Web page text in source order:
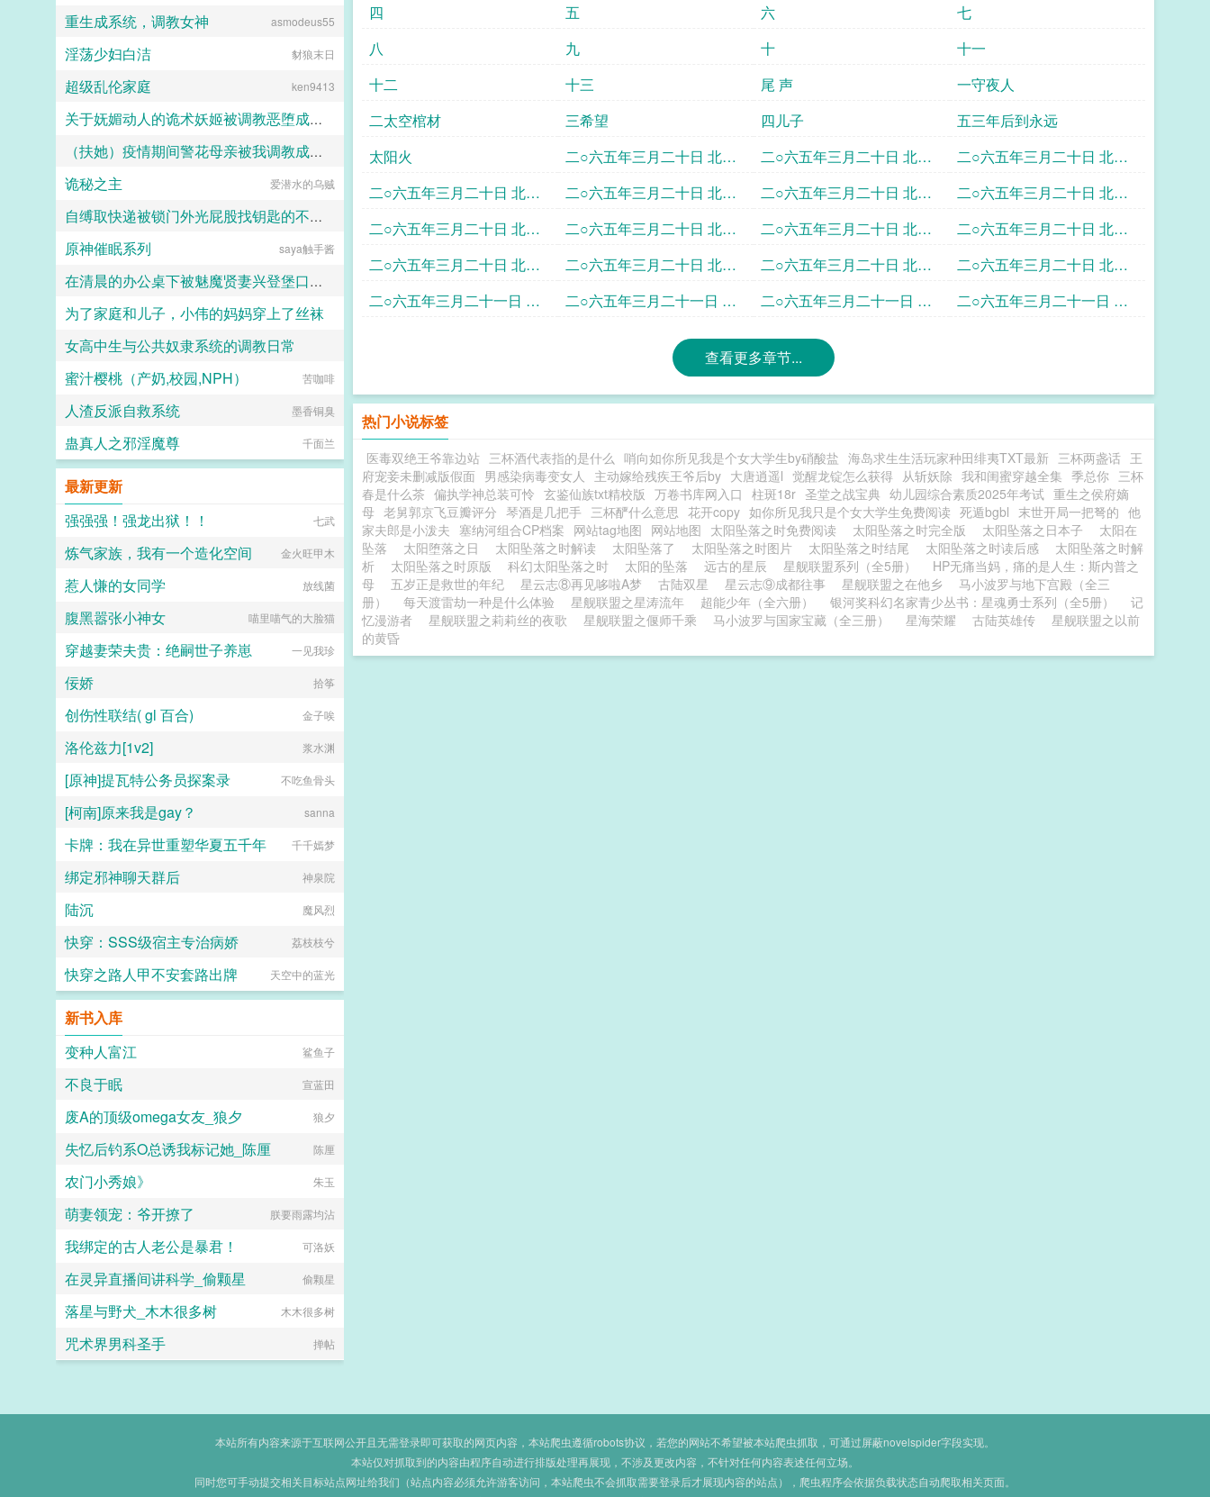
四
五 六
七
八
九 十
十一
十二
十三 尾 声
一守夜人
二太空棺材
三希望 四儿子
五三年后到永远
太阳火
二○六五年三月二十日 北京
时间十八点十五分月球国际
天文台
二○六五年三月二十日 北京
时间十八点三十分贵州省天
文台
二○六五年三月二十日 北京
时间十九点中学联盟天文台
昌平台
二○六五年三月二十日 北京
时间十九点四十五分月球国
际天文台
二○六五年三月二十日 北京
时间二十点中学联盟天文台
昌平台
二○六五年三月二十日 北京
时间二十点二十分贵州省天
文台
二○六五年三月二十日 北京
时间二十点四十分月球国际
天文台
二○六五年三月二十日 北京
时间二十一点中学联盟天文
台昌平台
二○六五年三月二十日 北京
时间二十一点三十分贵州省
天文台
二○六五年三月二十日 北京
时间二十一点五十分月球国
际天文台
二○六五年三月二十日 北京
时间二十二点贵州省天文台
二○六五年三月二十日 北京
时间二十二点四十分中学联
二○六五年三月二十日 北京
时间二十三点月球国际天文
二○六五年三月二十日 北京
时间二十三点二十分贵州省
二○六五年三月二十日 北京
时间二十三点五十分月球国
二○六五年三月二十一日 北
二○六五年三月二十一日 北
二○六五年三月二十一日 北
盟天文台昌平台
二○六五年三月二十一日 北
查看更多章节...
热门小说标签
医毒双绝王爷靠边站 三杯酒代表指的是什么 哨向如你所见我是个女大学生by硝酸盐 海岛求生生活玩家种田绯夷TXT最新 三杯两盏话 王
府宠妾未删减版假面 男感染病毒变女人 主动嫁给残疾王爷后by 大唐逍遥l 觉醒龙锭怎么获得 从斩妖除 我和闺蜜穿越全集 季总你 三杯
春是什么茶 偏执学神总装可怜 玄鉴仙族txt精校版 万卷书库网入口 柱斑18r 圣堂之战宝典 幼儿园综合素质2025年考试 重生之侯府嫡
母 老舅郭京飞豆瓣评分 琴酒是几把手 三杯酽什么意思 花开copy 如你所见我只是个女大学生免费阅读 死遁bgbl 末世开局一把弩的 他
家夫郎是小泼夫 塞纳河组合CP档案 网站tag地图 网站地图 太阳坠落之时免费阅读 太阳坠落之时完全版 太阳坠落之日本子
太阳在
坠落
太阳堕落之日 太阳坠落之时解读 太阳坠落了 太阳坠落之时图片 太阳坠落之时结尾 太阳坠落之时读后感
太阳坠落之时解
析
太阳坠落之时原版 科幻太阳坠落之时 太阳的坠落 远古的星辰 星舰联盟系列（全5册）
HP无痛当妈，痛的是人生：斯内普之
母
五岁正是救世的年纪 星云志⑧再见哆啦A梦 古陆双星 星云志⑨成都往事 星舰联盟之在他乡
马小波罗与地下宫殿（全三
册）
每天渡雷劫一种是什么体验 星舰联盟之星涛流年 超能少年（全六册） 银河奖科幻名家青少丛书：星魂勇士系列（全5册）
记
忆漫游者
星舰联盟之莉莉丝的夜歌 星舰联盟之偃师千乘 马小波罗与国家宝藏（全三册） 星海荣耀 古陆英雄传
星舰联盟之以前
的黄昏
治成了恋爱脑...
重生成系统，调教女神 asmodeus55
淫荡少妇白洁 豺狼末日
超级乱伦家庭 ken9413
关于妩媚动人的诡术妖姬被调教恶堕成媚黑母猪乐芙兰的这档子事
（扶她）疫情期间警花母亲被我调教成三洞全开的肉便器母狗
霜染official
诡秘之主 爱潜水的乌贼
自缚取快递被锁门外光屁股找钥匙的不良妹妹
黑翼君
原神催眠系列 saya触手酱
在清晨的办公桌下被魅魔贤妻兴登堡口交，夜晚在宴会厅角落的鞋交
火锅气候
为了家庭和儿子，小伟的妈妈穿上了丝袜
女高中生与公共奴隶系统的调教日常
喵不可言
蜜汁樱桃（产奶,校园,NPH） 苦咖啡
人渣反派自救系统 墨香铜臭
蛊真人之邪淫魔尊 千面兰
最新更新
强强强！强龙出狱！！
七武
炼气家族，我有一个造化空间 金火旺甲木
惹人慊的女同学 放线菌
腹黑嚣张小神女 喵里喵气的大脸猫
穿越妻荣夫贵：绝嗣世子养崽 一见我珍
佞娇 拾筝
创伤性联结( gl 百合) 金子唉
洛伦兹力[1v2] 浆水渊
[原神]提瓦特公务员探案录 不吃鱼骨头
[柯南]原来我是gay？ sanna
卡牌：我在异世重塑华夏五千年 千千嫣梦
绑定邪神聊天群后 神泉院
陆沉 魔风烈
快穿：SSS级宿主专治病娇 荔枝枝兮
快穿之路人甲不安套路出牌 天空中的蓝光
新书入库
变种人富江
鲨鱼子
不良于眠 宣蓝田
废A的顶级omega女友_狼夕 狼夕
失忆后钓系O总诱我标记她_陈厘 陈厘
农门小秀娘》 朱玉
萌妻领宠：爷开撩了 朕要雨露均沾
我绑定的古人老公是暴君！ 可洛妖
在灵异直播间讲科学_偷颗星 偷颗星
落星与野犬_木木很多树 木木很多树
咒术界男科圣手 掸帖
本站所有内容来源于互联网公开且无需登录即可获取的网页内容，本站爬虫遵循robots协议，若您的网站不希望被本站爬虫抓取，可通过屏蔽novelspider字段实现。
本站仅对抓取到的内容由程序自动进行排版处理再展现，不涉及更改内容，不针对任何内容表述任何立场。
同时您可手动提交相关目标站点网址给我们（站点内容必须允许游客访问，本站爬虫不会抓取需要登录后才展现内容的站点），爬虫程序会依据负载状态自动爬取相关页面。